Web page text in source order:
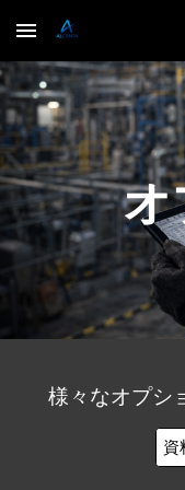
Skip to main content
オ
様々なオプシ
資